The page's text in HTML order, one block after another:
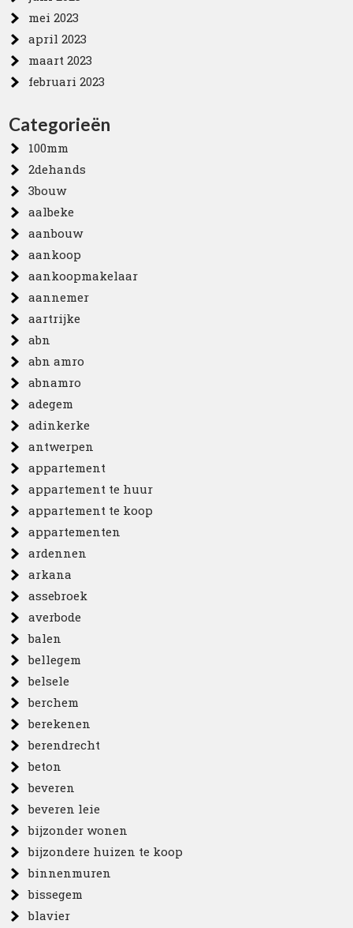
mei 2023
april 2023
maart 2023
februari 2023
Categorieën
100mm
2dehands
3bouw
aalbeke
aanbouw
aankoop
aankoopmakelaar
aannemer
aartrijke
abn
abn amro
abnamro
adegem
adinkerke
antwerpen
appartement
appartement te huur
appartement te koop
appartementen
ardennen
arkana
assebroek
averbode
balen
bellegem
belsele
berchem
berekenen
berendrecht
beton
beveren
beveren leie
bijzonder wonen
bijzondere huizen te koop
binnenmuren
bissegem
blavier